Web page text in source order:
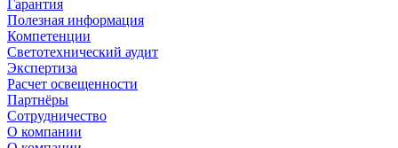
Гарантия
Полезная информация
Компетенции
Светотехнический аудит
Экспертиза
Расчет освещенности
Партнёры
Cотрудничество
О компании